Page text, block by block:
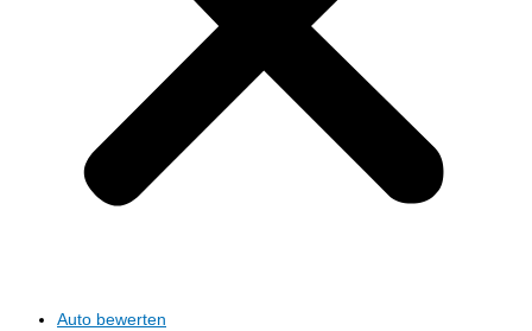
Auto bewerten